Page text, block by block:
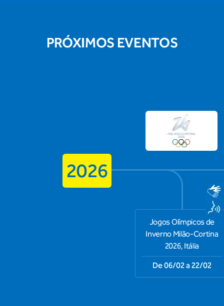
PRÓXIMOS EVENTOS
2026
Jogos Olímpicos de
Inverno Milão-Cortina
2026, Itália
De 06/02 a 22/02